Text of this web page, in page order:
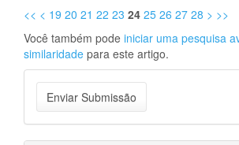
<< < 19 20 21 22 23 24 25 26 27 28 > >>
Você também pode iniciar uma pesquisa
similaridade para este artigo.
Enviar
Submissão
Enviar Submissão